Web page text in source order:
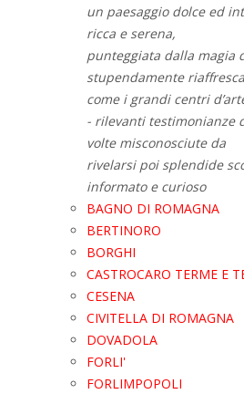
un paesaggio dolce ed
ricca e serena,
punteggiata dalla magia
stupendamente
come i grandi centri
- rilevanti testimonianze
volte misconosciute da
rivelarsi poi splendide
informato e curioso
BAGNO DI ROMAGNA
BERTINORO
BORGHI
CASTROCARO TERME E
CESENA
CIVITELLA DI ROMAGNA
DOVADOLA
FORLI'
FORLIMPOPOLI